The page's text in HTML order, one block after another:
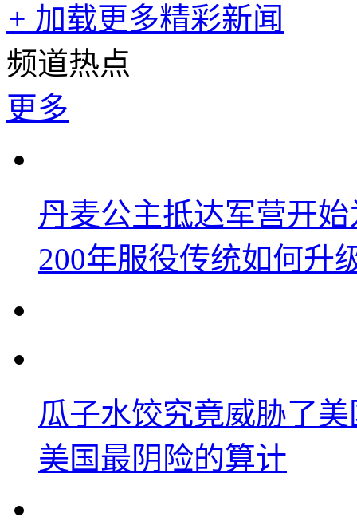
+ 加载更多精彩新闻
频道热点
更多
丹麦公主抵达军营开
200年服役传统如何升
瓜子水饺究竟威胁了
美国最阴险的算计